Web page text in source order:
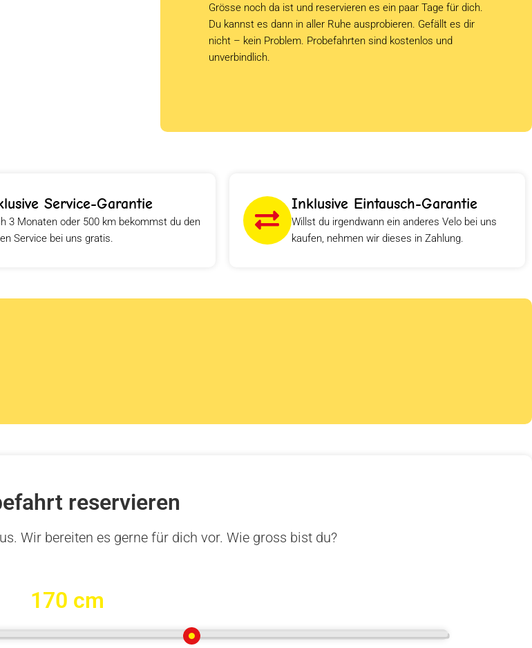
Grösse noch da ist und reservieren es ein paar Tage für dich.
Du kannst es dann in aller Ruhe ausprobieren. Gefällt es dir
nicht – kein Problem. Probefahrten sind kostenlos und
unverbindlich.
Service-Garantie
3 Monaten oder 500 km bekommst du den
Service bei uns gratis.
Inklusive Eintausch-Garantie
Willst du irgendwann ein anderes Velo bei uns
kaufen, nehmen wir dieses in Zahlung.
reservieren
Wir bereiten es gerne für dich vor. Wie gross bist du?
170 cm